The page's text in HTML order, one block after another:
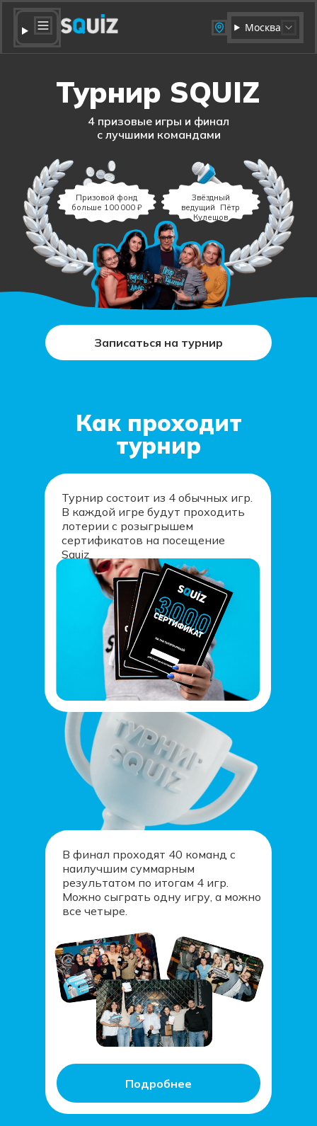
Москва
Турнир SQUIZ
4 призовые игры и финал
с лучшими командами
Звёздный
ведущий Пётр
Кулешов
Призовой фонд
больше 100 000 ₽
Записаться на турнир
Подробнее
Как проходит
турнир
В финал проходят 40 команд с
наилучшим суммарным
результатом по итогам 4 игр.
Можно сыграть одну игру, а можно
все четыре.
Турнир состоит из 4 обычных игр.
В каждой игре будут проходить
лотерии c розыгрышем
сертификатов на посещение
Squiz